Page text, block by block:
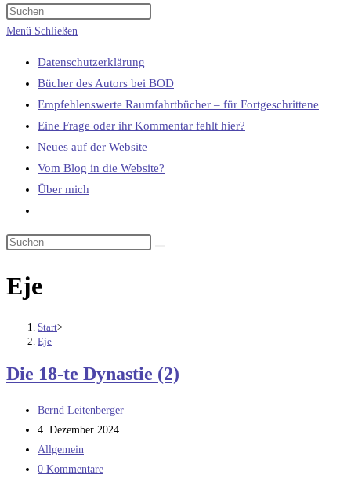
umschalten
Menü Schließen
Datenschutzerklärung
Bücher des Autors bei BOD
Empfehlenswerte Raumfahrtbücher – für Fortgeschrittene
Eine Frage oder ihr Kommentar fehlt hier?
Neues auf der Website
Vom Blog in die Website?
Über mich
umschalten
Eje
Start>
Eje
Die 18-te Dynastie (2)
Beitrags-
Autor:
Bernd Leitenberger
Beitrag
veröffentlicht:
4. Dezember 2024
Beitrags-
Kategorie:
Allgemein
Beitrags-
0 Kommentare